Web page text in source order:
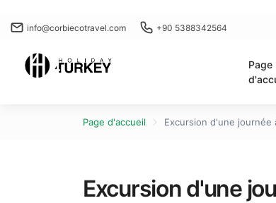
info@corbiecotravel.com +90 5388342564
Page
Page d'accueil Excursion d'une journée
Excursion d'une